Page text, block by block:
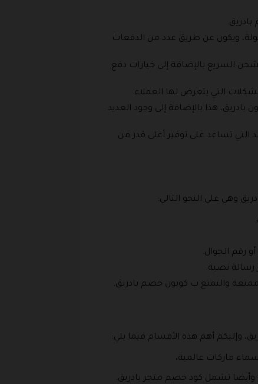
ويكون عن طريق عدد من الدفعات
السريع بالإضافة إلى خيارات دفع
التي يتعرض لها العملاء.
هذا بالإضافة إلى وجود العديد
تساعد على توفير أعلى قدر من
وهي على النحو التالي:
رقم الجوال.
رسالة نصية.
والتمتع ب كوبون خصم بادريق.
وإليكم أهم هذه الأقسام فيما يلي:
ماركات عالمية.
وأيضا تشمل كود خصم متجر بادريق.